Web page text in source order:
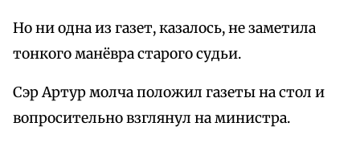
Но ни одна из газет, казалось, не заметила
тонкого манёвра старого судьи.
Сэр Артур молча положил газеты на стол и
вопросительно взглянул на министра.